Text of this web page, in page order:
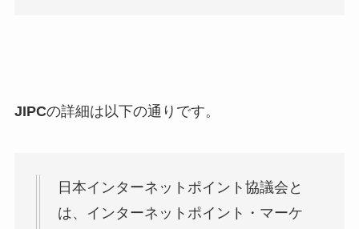
JIPCの詳細は以下の通りです。
日本インターネットポイント協議会と
は、インターネットポイント・マーケ